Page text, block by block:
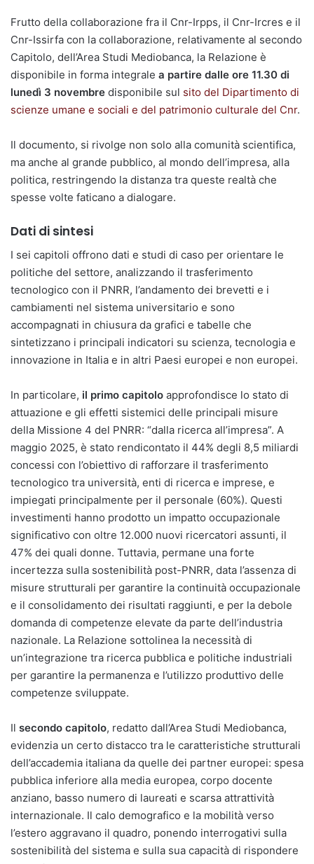
Frutto della collaborazione fra il Cnr-Irpps, il Cnr-Ircres e il
Cnr-Issirfa con la collaborazione, relativamente al secondo
Capitolo, dell’Area Studi Mediobanca, la Relazione è
disponibile in forma integrale a partire dalle ore 11.30 di
lunedì 3 novembre disponibile sul sito del Dipartimento di
scienze umane e sociali e del patrimonio culturale del Cnr.
Il documento, si rivolge non solo alla comunità scientifica,
ma anche al grande pubblico, al mondo dell’impresa, alla
politica, restringendo la distanza tra queste realtà che
spesse volte faticano a dialogare.
Dati di sintesi
I sei capitoli offrono dati e studi di caso per orientare le
politiche del settore, analizzando il trasferimento
tecnologico con il PNRR, l’andamento dei brevetti e i
cambiamenti nel sistema universitario e sono
accompagnati in chiusura da grafici e tabelle che
sintetizzano i principali indicatori su scienza, tecnologia e
innovazione in Italia e in altri Paesi europei e non europei.
In particolare, il primo capitolo approfondisce lo stato di
attuazione e gli effetti sistemici delle principali misure
della Missione 4 del PNRR: “dalla ricerca all’impresa”. A
maggio 2025, è stato rendicontato il 44% degli 8,5 miliardi
concessi con l’obiettivo di rafforzare il trasferimento
tecnologico tra università, enti di ricerca e imprese, e
impiegati principalmente per il personale (60%). Questi
investimenti hanno prodotto un impatto occupazionale
significativo con oltre 12.000 nuovi ricercatori assunti, il
47% dei quali donne. Tuttavia, permane una forte
incertezza sulla sostenibilità post-PNRR, data l’assenza di
misure strutturali per garantire la continuità occupazionale
e il consolidamento dei risultati raggiunti, e per la debole
domanda di competenze elevate da parte dell’industria
nazionale. La Relazione sottolinea la necessità di
un’integrazione tra ricerca pubblica e politiche industriali
per garantire la permanenza e l’utilizzo produttivo delle
competenze sviluppate.
Il secondo capitolo, redatto dall’Area Studi Mediobanca,
evidenzia un certo distacco tra le caratteristiche strutturali
dell’accademia italiana da quelle dei partner europei: spesa
pubblica inferiore alla media europea, corpo docente
anziano, basso numero di laureati e scarsa attrattività
internazionale. Il calo demografico e la mobilità verso
l’estero aggravano il quadro, ponendo interrogativi sulla
sostenibilità del sistema e sulla sua capacità di rispondere